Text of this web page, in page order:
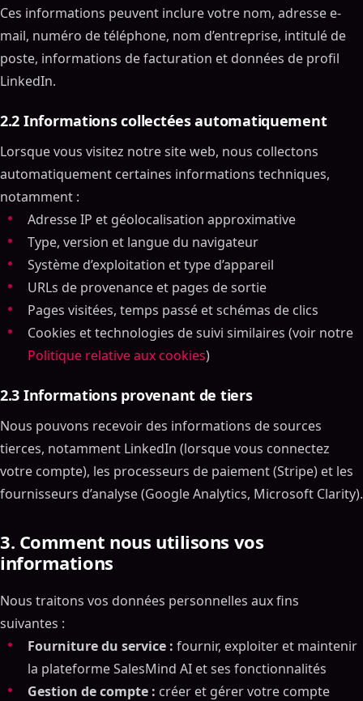
Ces informations peuvent inclure votre nom, adresse e-
mail, numéro de téléphone, nom d’entreprise, intitulé de
poste, informations de facturation et données de profil
LinkedIn.
2.2 Informations collectées automatiquement
Lorsque vous visitez notre site web, nous collectons
automatiquement certaines informations techniques,
notamment :
Adresse IP et géolocalisation approximative
Type, version et langue du navigateur
Système d’exploitation et type d’appareil
URLs de provenance et pages de sortie
Pages visitées, temps passé et schémas de clics
Cookies et technologies de suivi similaires (voir notre
Politique relative aux cookies)
2.3 Informations provenant de tiers
Nous pouvons recevoir des informations de sources
tierces, notamment LinkedIn (lorsque vous connectez
votre compte), les processeurs de paiement (Stripe) et les
fournisseurs d’analyse (Google Analytics, Microsoft Clarity).
3. Comment nous utilisons vos
informations
Nous traitons vos données personnelles aux fins
suivantes :
Fourniture du service : fournir, exploiter et maintenir
la plateforme SalesMind AI et ses fonctionnalités
Gestion de compte : créer et gérer votre compte